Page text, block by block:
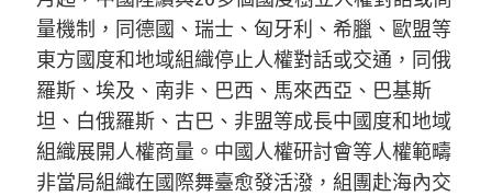
量機制，同德國、瑞士、匈牙利、希臘、歐盟等
東方國度和地域組織停止人權對話或交通，同俄
羅斯、埃及、南非、巴西、馬來西亞、巴基斯
坦、白俄羅斯、古巴、非盟等成長中國度和地域
組織展開人權商量。中國人權研討會等人權範疇
非當局組織在國際舞臺愈發活潑，組團赴海內交